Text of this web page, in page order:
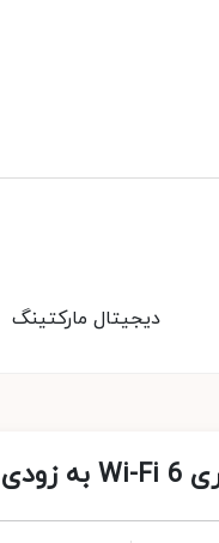
دیجیتال مارکتینگ